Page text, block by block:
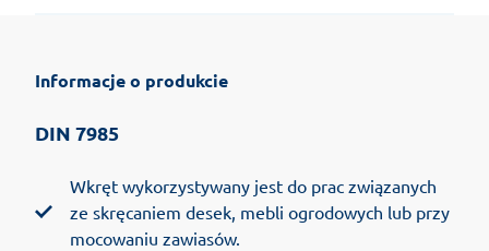
Informacje o produkcie
DIN 7985
Wkręt wykorzystywany jest do prac związanych
ze skręcaniem desek, mebli ogrodowych lub przy
mocowaniu zawiasów.